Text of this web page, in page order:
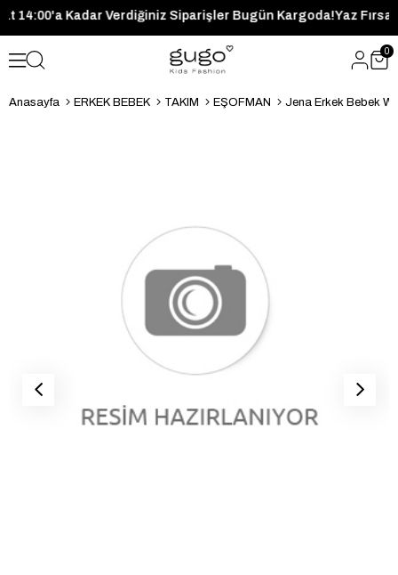
Saat 14:00'a Kadar Verdiğiniz Siparişler Bugün Kargoda!Yaz
0
Anasayfa ERKEK BEBEK TAKIM EŞOFMAN Jena Erkek Bebek